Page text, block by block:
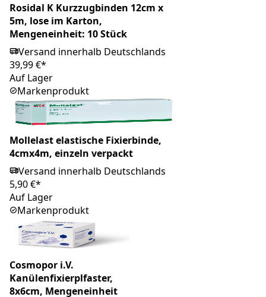
Rosidal K Kurzzugbinden 12cm x
5m, lose im Karton,
Mengeneinheit: 10 Stück
Versand innerhalb Deutschlands
39,99 €*
Auf Lager
Markenprodukt
Mollelast elastische Fixierbinde,
4cmx4m, einzeln verpackt
Versand innerhalb Deutschlands
5,90 €*
Auf Lager
Markenprodukt
Cosmopor i.V.
Kanülenfixierplfaster,
8x6cm, Mengeneinheit